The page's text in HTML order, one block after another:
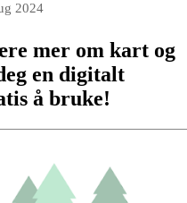
2024
mer om kart og
en digitalt
å bruke!